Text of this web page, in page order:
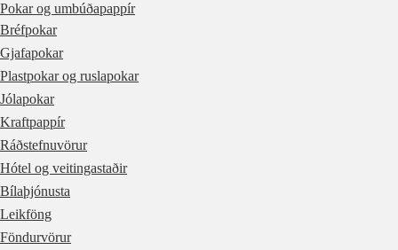
Pokar og umbúðapappír
Bréfpokar
Gjafapokar
Plastpokar og ruslapokar
Jólapokar
Kraftpappír
Ráðstefnuvörur
Hótel og veitingastaðir
Bílaþjónusta
Leikföng
Föndurvörur